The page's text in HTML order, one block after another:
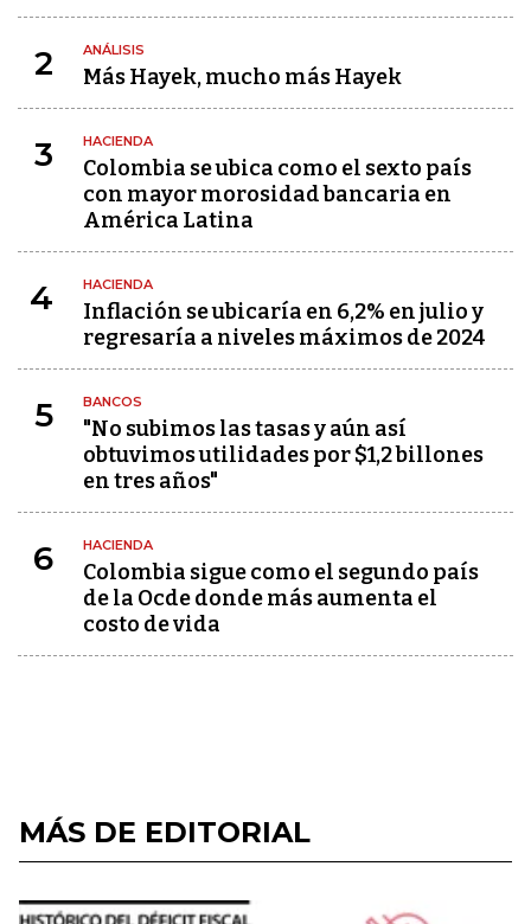
2 ANÁLISIS
Más Hayek, mucho más Hayek
3 HACIENDA
Colombia se ubica como el sexto país
con mayor morosidad bancaria en
América Latina
4 HACIENDA
Inflación se ubicaría en 6,2% en julio y
regresaría a niveles máximos de 2024
5 BANCOS
"No subimos las tasas y aún así
obtuvimos utilidades por $1,2 billones
en tres años"
6 HACIENDA
Colombia sigue como el segundo país
de la Ocde donde más aumenta el
costo de vida
MÁS DE EDITORIAL